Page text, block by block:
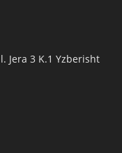
Jera 3 K.1 Yzberisht